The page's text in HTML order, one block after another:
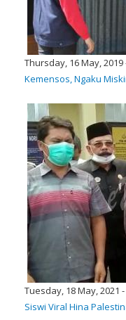
Thursday, 16 May, 2019
Kemensos, Ngaku
Tuesday, 18 May, 2021 -
Siswi Viral Hina